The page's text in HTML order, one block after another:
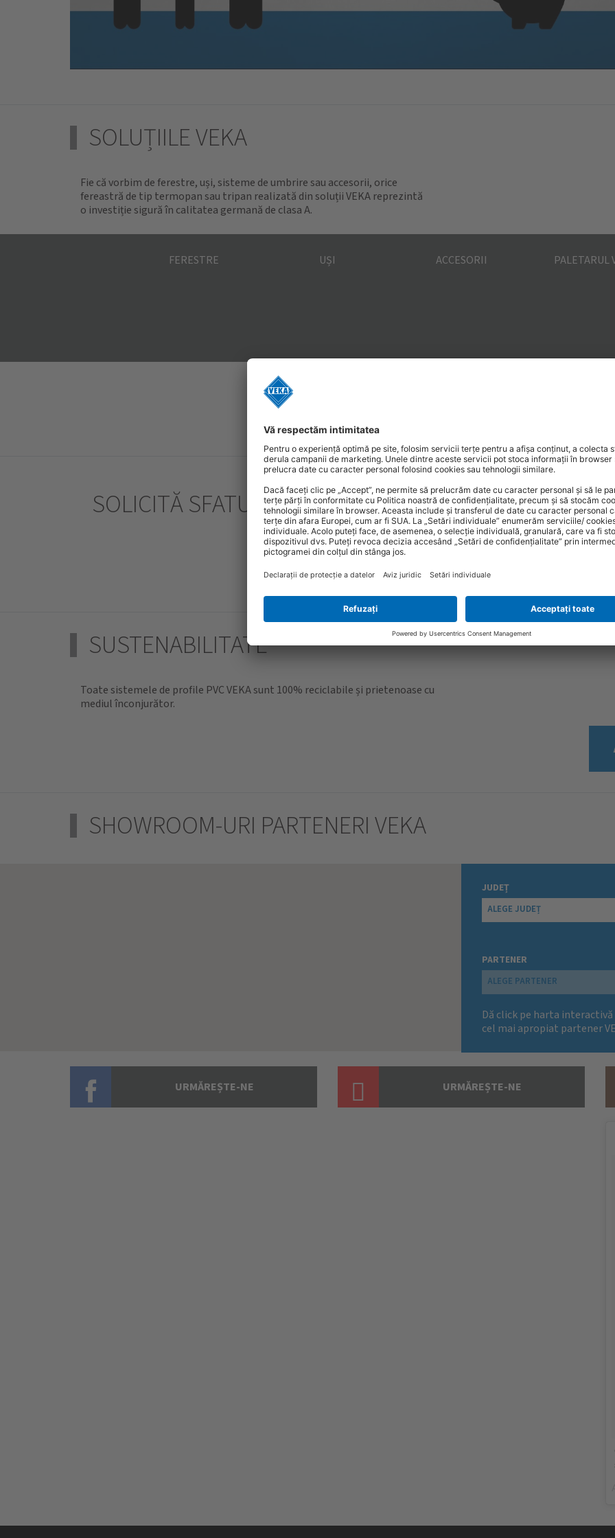
SOLUȚIILE VEKA
Fie că vorbim de ferestre, uși, sisteme de umbrire sau accesorii, orice
fereastră de tip termopan sau tripan realizată din soluții VEKA reprezintă
o investiție sigură în calitatea germană de clasa A.
FERESTRE UȘI ACCESORII PALETARUL
SOLICITĂ SFATUL UNUI PARTENER VEKA PENTRU
SOLICITĂ OFERTĂ
SUSTENABILITATE
Toate sistemele de profile PVC VEKA sunt 100% reciclabile și prietenoase cu
mediul înconjurător.
SHOWROOM-URI PARTENERI VEKA
JUDEȚ
ALEGE JUDEȚ
PARTENER
ALEGE PARTENER
Dă click pe harta
cel mai apropiat partener
URMĂREȘTE-NE URMĂREȘTE-NE